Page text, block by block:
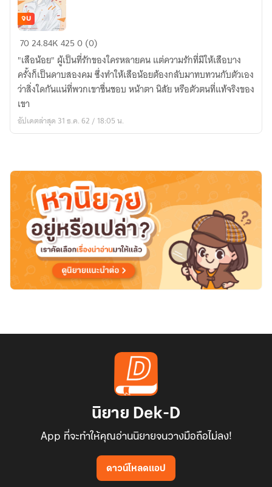
#เสือ
น้อย
(rewrite)
จบ
7024.84K4250 (0)
"เสือน้อย" ผู้เป็นที่รักของใครหลายคน แต่ความรักที่มีให้เสือบาง
ครั้งก็เป็นดาบสองคม ซึ่งทำให้เสือน้อยต้องกลับมาทบทวนกับตัวเอง
ว่าสิ่งใดกันแน่ที่พวกเขาชื่นชอบ หน้าตา นิสัย หรือตัวตนที่แท้จริงของ
เขา
อัปเดตล่าสุด 31 ธ.ค. 62 / 18:05 น.
นิยาย Dek-D
App ที่จะทำให้คุณอ่านนิยายจนวางมือถือไม่ลง!
ดาวน์โหลดแอป